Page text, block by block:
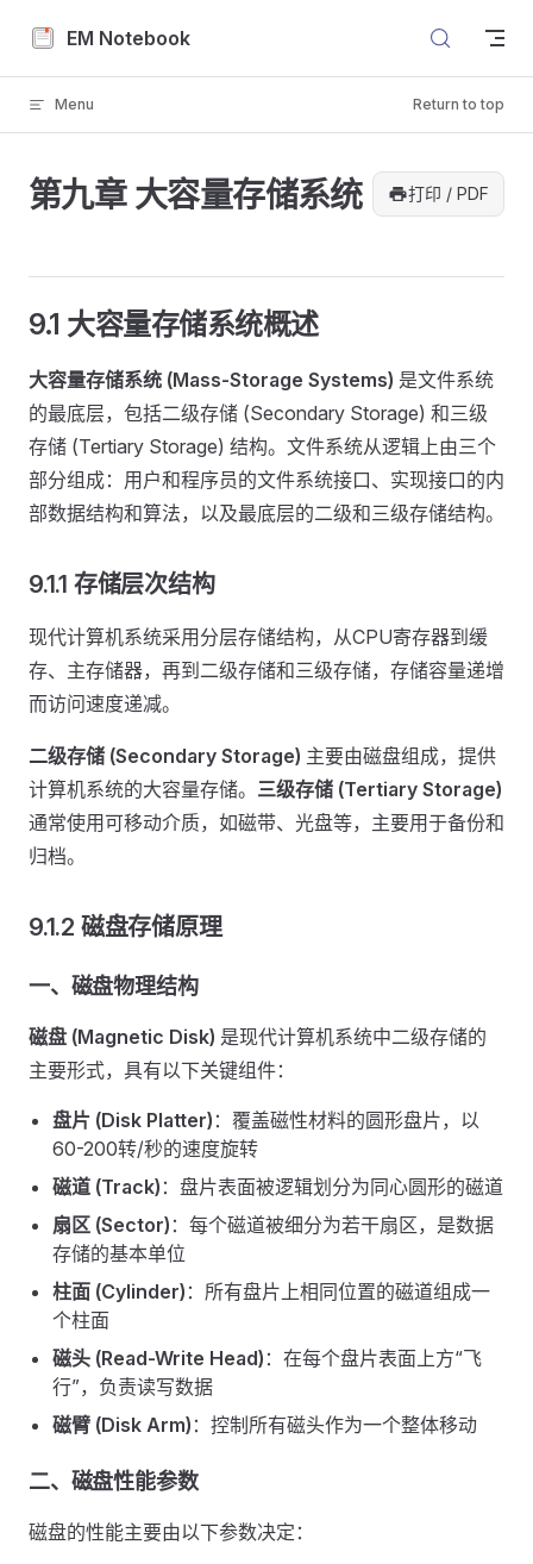
Skip to content
EM Notebook
Menu Return to top
打印 / PDF
第九章 大容量存储系统
9.1 大容量存储系统概述
大容量存储系统 (Mass-Storage Systems) 是文件系统
的最底层，包括二级存储 (Secondary Storage) 和三级
存储 (Tertiary Storage) 结构。文件系统从逻辑上由三个
部分组成：用户和程序员的文件系统接口、实现接口的内
部数据结构和算法，以及最底层的二级和三级存储结构。
9.1.1 存储层次结构
现代计算机系统采用分层存储结构，从CPU寄存器到缓
存、主存储器，再到二级存储和三级存储，存储容量递增
而访问速度递减。
二级存储 (Secondary Storage) 主要由磁盘组成，提供
计算机系统的大容量存储。 三级存储 (Tertiary Storage)
通常使用可移动介质，如磁带、光盘等，主要用于备份和
归档。
9.1.2 磁盘存储原理
一、磁盘物理结构
磁盘 (Magnetic Disk) 是现代计算机系统中二级存储的
主要形式，具有以下关键组件：
盘片 (Disk Platter) ：覆盖磁性材料的圆形盘片，以
60-200转/秒的速度旋转
磁道 (Track) ：盘片表面被逻辑划分为同心圆形的磁道
扇区 (Sector) ：每个磁道被细分为若干扇区，是数据
存储的基本单位
柱面 (Cylinder) ：所有盘片上相同位置的磁道组成一
个柱面
磁头 (Read-Write Head) ：在每个盘片表面上方“飞
行”，负责读写数据
磁臂 (Disk Arm) ：控制所有磁头作为一个整体移动
二、磁盘性能参数
磁盘的性能主要由以下参数决定：